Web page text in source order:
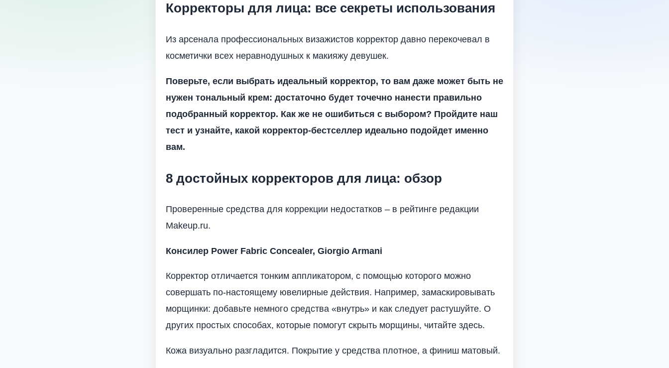
Корректоры для лица: все секреты использования
Из арсенала профессиональных визажистов корректор давно перекочевал в
косметички всех неравнодушных к макияжу девушек.
Поверьте, если выбрать идеальный корректор, то вам даже может быть не
нужен тональный крем: достаточно будет точечно нанести правильно
подобранный корректор. Как же не ошибиться с выбором? Пройдите наш
тест и узнайте, какой корректор-бестселлер идеально подойдет именно
вам.
8 достойных корректоров для лица: обзор
Проверенные средства для коррекции недостатков – в рейтинге редакции
Makeup.ru.
Консилер Power Fabric Concealer, Giorgio Armani
Корректор отличается тонким аппликатором, с помощью которого можно
совершать по-настоящему ювелирные действия. Например, замаскировывать
морщинки: добавьте немного средства «внутрь» и как следует растушуйте. О
других простых способах, которые помогут скрыть морщины, читайте здесь.
Кожа визуально разгладится. Покрытие у средства плотное, а финиш матовый.